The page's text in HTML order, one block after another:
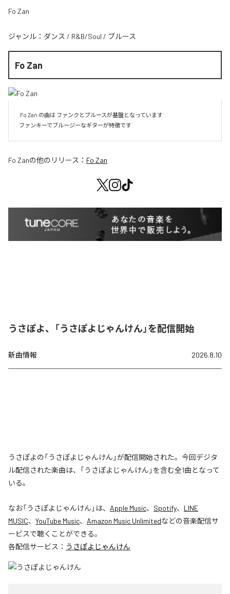
Fo Zan
ジャンル： ダンス / R&B/Soul / ブルース
Fo Zan
Fo Zanの他のリリース： Fo Zan
うさぽよ、「うさぽよじゃんけん」を配信開始
新曲情報 2026.8.10
うさぽよの「うさぽよじゃんけん」が配信開始された。今回デジタ
ル配信された楽曲は、「うさぽよじゃんけん」を含む全1曲となって
いる。
なお「うさぽよじゃんけん 」は、 Apple Music、 Spotify、 LINE
MUSIC、 YouTube Music、 Amazon Music Unlimitedなどの音楽配信サ
ービスで聴くことができる。
各配信サービス： うさぽよじゃんけん